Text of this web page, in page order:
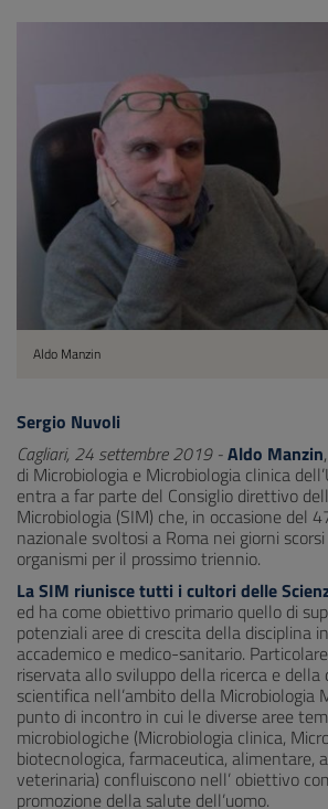
Aldo Manzin
Sergio Nuvoli
Cagliari, 24 settembre 2019 -Aldo Manzin
di Microbiologia e Microbiologia clinica
entra a far parte del Consiglio direttivo
Microbiologia (SIM) che, in occasione del
nazionale svoltosi a Roma nei giorni
organismi per il prossimo triennio.
La SIM riunisce tutti i cultori delle
ed ha come obiettivo primario quello di
potenziali aree di crescita della disciplina
accademico e medico-sanitario.
riservata allo sviluppo della ricerca e della
scientifica nell’ambito della Microbiologia
punto di incontro in cui le diverse aree
microbiologiche (Microbiologia clinica,
biotecnologica, farmaceutica, alimentare,
veterinaria) confluiscono nell’ obiettivo
promozione della salute dell’uomo.